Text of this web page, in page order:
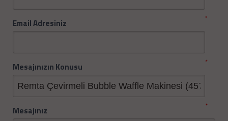
Email Adresiniz *
Mesajınızın Konusu *
Mesajınız *